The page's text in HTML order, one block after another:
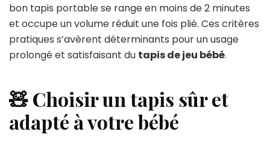
bon tapis portable se range en moins de 2 minutes
et occupe un volume réduit une fois plié. Ces critères
pratiques s’avèrent déterminants pour un usage
prolongé et satisfaisant du tapis de jeu bébé.
🧸 Choisir un tapis sûr et
adapté à votre bébé